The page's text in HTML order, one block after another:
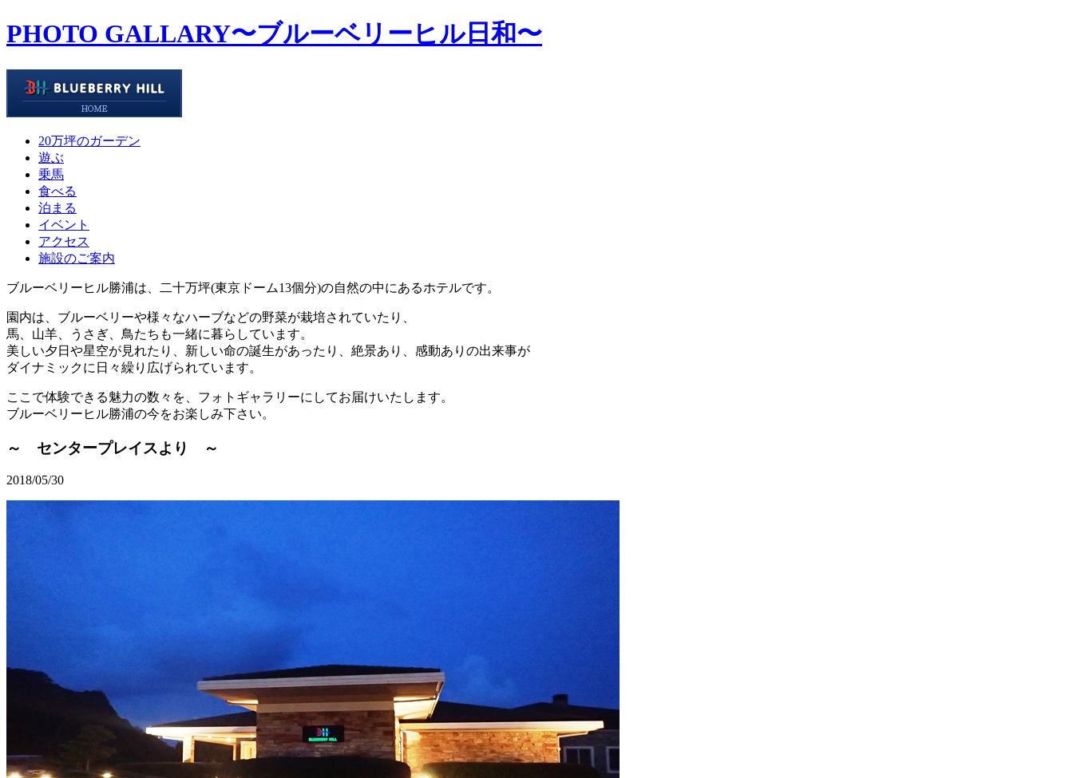
PHOTO GALLARY〜ブルーベリーヒル日和〜
20万坪のガーデン
遊ぶ
乗馬
食べる
泊まる
イベント
アクセス
施設のご案内
ブルーベリーヒル勝浦は、二十万坪(東京ドーム13個分)の自然の中にあるホテルです。
園内は、ブルーベリーや様々なハーブなどの野菜が栽培されていたり、
馬、山羊、うさぎ、鳥たちも一緒に暮らしています。
美しい夕日や星空が見れたり、新しい命の誕生があったり、絶景あり、感動ありの出来事が
ダイナミックに日々繰り広げられています。
ここで体験できる魅力の数々を、フォトギャラリーにしてお届けいたします。
ブルーベリーヒル勝浦の今をお楽しみ下さい。
～ センタープレイスより ～
2018/05/30